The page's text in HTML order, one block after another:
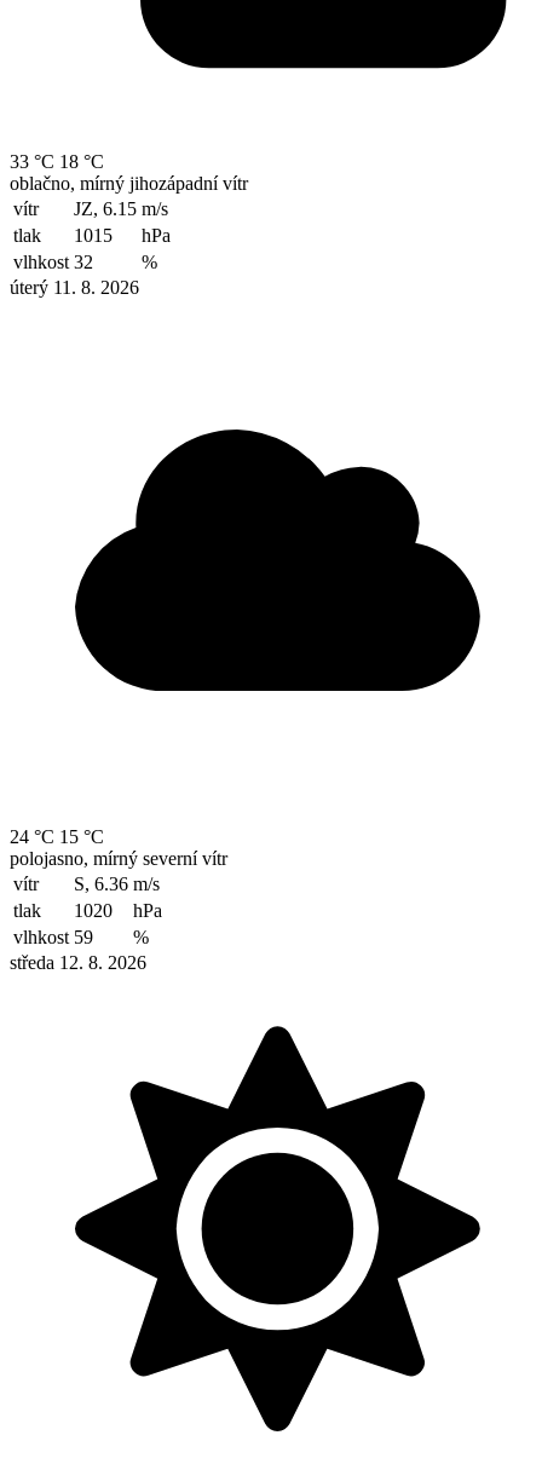
33 °C 18 °C
oblačno, mírný jihozápadní vítr
vítr
JZ, 6.15 m/s
tlak
1015
hPa
vlhkost 32
%
úterý 11. 8. 2026
24 °C 15 °C
polojasno, mírný severní vítr
vítr
S, 6.36 m/s
tlak
1020
hPa
vlhkost 59
%
středa 12. 8. 2026